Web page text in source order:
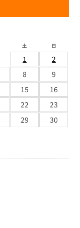
土 日
1
2
8
9
15
16
22
23
29
30